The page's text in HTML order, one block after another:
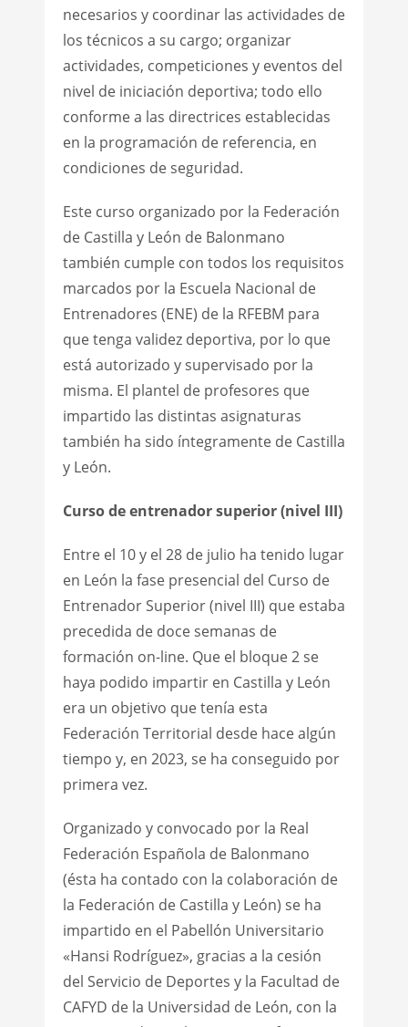
necesarios y coordinar las actividades de
los técnicos a su cargo; organizar
actividades, competiciones y eventos del
nivel de iniciación deportiva; todo ello
conforme a las directrices establecidas
en la programación de referencia, en
condiciones de seguridad.
Este curso organizado por la Federación
de Castilla y León de Balonmano
también cumple con todos los requisitos
marcados por la Escuela Nacional de
Entrenadores (ENE) de la RFEBM para
que tenga validez deportiva, por lo que
está autorizado y supervisado por la
misma. El plantel de profesores que
impartido las distintas asignaturas
también ha sido íntegramente de Castilla
y León.
Curso de entrenador superior (nivel III)
Entre el 10 y el 28 de julio ha tenido lugar
en León la fase presencial del Curso de
Entrenador Superior (nivel III) que estaba
precedida de doce semanas de
formación on-line. Que el bloque 2 se
haya podido impartir en Castilla y León
era un objetivo que tenía esta
Federación Territorial desde hace algún
tiempo y, en 2023, se ha conseguido por
primera vez.
Organizado y convocado por la Real
Federación Española de Balonmano
(ésta ha contado con la colaboración de
la Federación de Castilla y León) se ha
impartido en el Pabellón Universitario
«Hansi Rodríguez», gracias a la cesión
del Servicio de Deportes y la Facultad de
CAFYD de la Universidad de León, con la